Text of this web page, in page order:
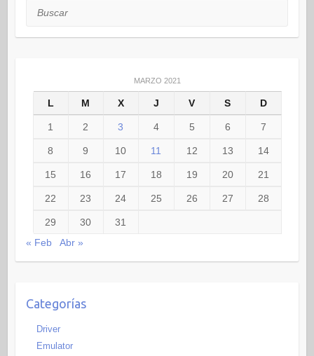
Buscar
MARZO 2021
L M X J V S D
1 2 3 4 5 6 7
8 9 10 11 12 13 14
15 16 17 18 19 20 21
22 23 24 25 26 27 28
29 30
31
« Feb
Abr »
Categorías
Driver
Emulator